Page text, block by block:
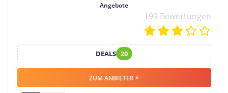
Angebote
199 Bewertungen
DEALS 20
ZUM ANBIETER *